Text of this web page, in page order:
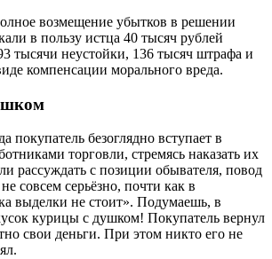
возмещение убытков в решении
в пользу истца 40 тысяч рублей
тысячи неустойки, 136 тысяч штрафа и
компенсации морального вреда.
покупатель безоглядно вступает в
торговли, стремясь наказать их
рассуждать с позиции обывателя, повод
совсем серьёзно, почти как в
выделки не стоит». Подумаешь, в
курицы с душком! Покупатель вернул
свои деньги. При этом никто его не